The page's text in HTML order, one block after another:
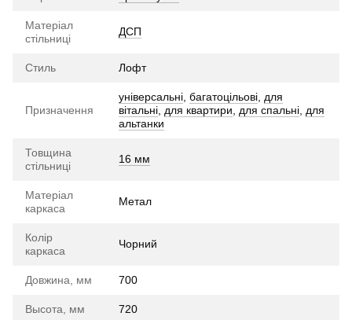
Матеріал
стільниці
ДСП
Стиль Лофт
Призначення
універсальні багатоцільові для
вітальні для квартири для спальні для
альтанки
Товщина
стільниці
16 мм
Матеріал
каркаса
Метал
Колір
каркаса
Чорний
Довжина, мм 700
Высота, мм 720